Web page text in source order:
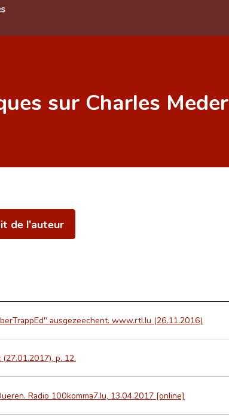
sur Charles Meder
de l'auteur
ausgezeechent. www.rtl.lu (26.11.2016)
p. 12.
Radio 100komma7.lu, 13.04.2017 [online]